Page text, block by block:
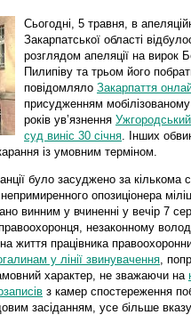
Сьогодні, 5 травня, в
Закарпатської області
розглядом апеляції на вирок
Пилипіву та трьом його
повідомляло Закарпаття
присудженням
років ув’язнення
суд виніс 30 січня . Інших
із умовним терміном.
було засуджено за кількома
опозиціонера
винним у вчиненні у вечір 7
незаконному
життя працівника
у лінії звинувачення ,
характер, не зважаючи на
з камер спостереження
засіданням, усе більше